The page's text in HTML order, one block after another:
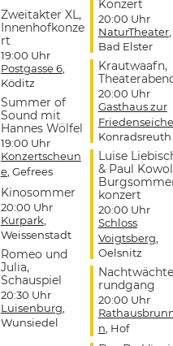
Zweitakter XL,
Innenhofkonze
rt
19:00 Uhr
Postgasse 6,
Köditz
Summer of
Sound mit
Hannes Wölfel
19:00 Uhr
Konzertscheun
e, Gefrees
Kinosommer
20:00 Uhr
Kurpark
Weissenstadt
Romeo und
Julia,
Schauspiel
20:30 Uhr
Luisenburg
Wunsiedel
Konzert
20:00 Uhr
NaturTheater,
Bad Elster
Krautwaafn,
20:00 Uhr
Gasthaus zur
Friedenseiche
Konradsreuth
Luise
& Paul
konzert
20:00 Uhr
Schloss
Voigtsberg
Oelsnitz
rundgang
20:00 Uhr
n , Hof